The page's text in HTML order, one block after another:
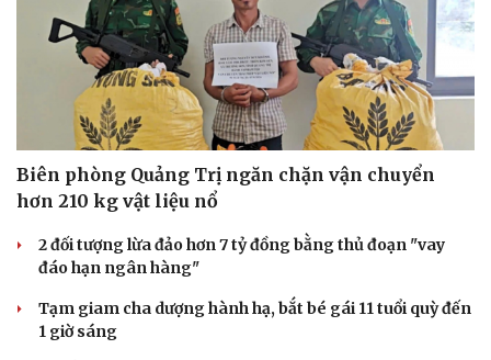
Di sản
Biên phòng Quảng Trị ngăn chặn vận chuyển
hơn 210 kg vật liệu nổ
2 đối tượng lừa đảo hơn 7 tỷ đồng bằng thủ đoạn "vay
đáo hạn ngân hàng"
Tạm giam cha dượng hành hạ, bắt bé gái 11 tuổi quỳ đến
1 giờ sáng